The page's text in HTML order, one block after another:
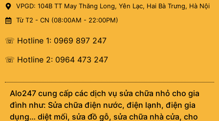
VPGD: 104B TT May Thăng Long, Yên Lạc, Hai Bà Trưng, Hà Nội
Từ T2 - CN (08:00AM - 22:00PM)
☏ Hotline 1: 0969 897 247
☏ Hotline 2: 0964 473 247
Alo247 cung cấp các dịch vụ sửa chữa nhỏ cho gia
đình như: Sửa chữa điện nước, điện lạnh, điện gia
dụng… diệt mối, sửa đồ gỗ, sửa chữa nhà cửa, cho